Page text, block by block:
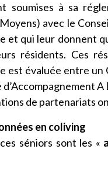
soumises à sa
avec le
et qui leur donnent
résidents. Ces
est évaluée entre
d’Accompagnement A
de partenariats
en coliving
séniors sont les «